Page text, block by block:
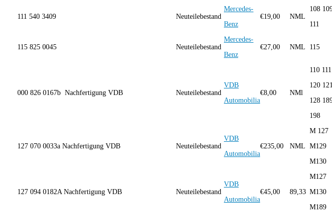
111 540 3409 Neuteilebestand
Mercedes-
Benz
€19,00 NML
108
111
115 825 0045 Neuteilebestand
Mercedes-
Benz
€27,00 NML 115
000 826 0167b Nachfertigung VDB Neuteilebestand
VDB
Automobilia
€8,00 NMl
110 111
120
128
198
127 070 0033a Nachfertigung VDB Neuteilebestand
VDB
Automobilia
€235,00 NML
M 127
M129
M130
127 094 0182A Nachfertigung VDB Neuteilebestand
VDB
Automobilia
€45,00 89,33
M127
M130
M189